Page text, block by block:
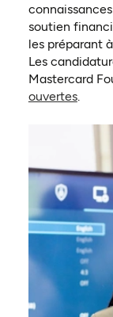
soutien
les préparant
Les
Mastercard
ouvertes.